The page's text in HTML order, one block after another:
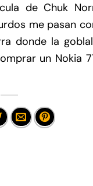
de Chuk
me pasan
donde la
un Nokia